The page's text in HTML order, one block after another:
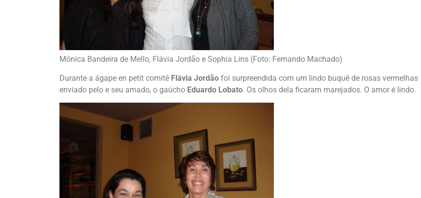
Mônica Bandeira de Mello, Flávia Jordão e Sophia Lins (Foto: Fernando Machado)
Durante a ágape en petit comitê Flávia Jordão foi surpreendida com um lindo buquê de rosas vermelhas
enviado pelo e seu amado, o gaúcho Eduardo Lobato. Os olhos dela ficaram marejados. O amor é lindo.